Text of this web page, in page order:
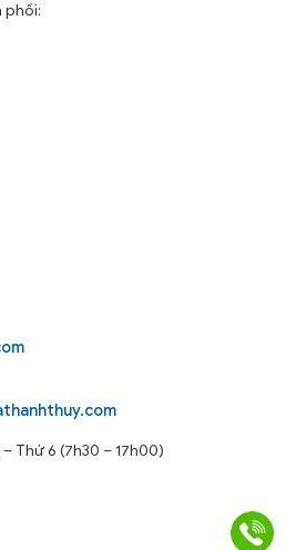
phối:
Thứ 6 (7h30 – 17h00)